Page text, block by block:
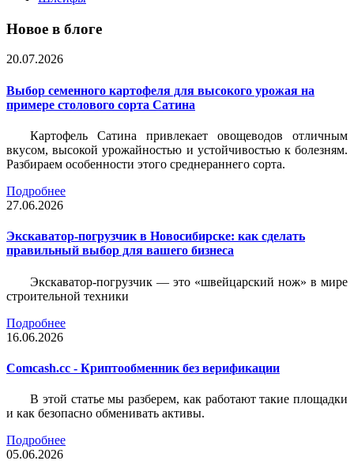
Новое в блоге
20.07.2026
Выбор семенного картофеля для высокого урожая на
примере столового сорта Сатина
Картофель Сатина привлекает овощеводов отличным
вкусом, высокой урожайностью и устойчивостью к болезням.
Разбираем особенности этого среднераннего сорта.
Подробнее
27.06.2026
Экскаватор-погрузчик в Новосибирске: как сделать
правильный выбор для вашего бизнеса
Экскаватор-погрузчик — это «швейцарский нож» в мире
строительной техники
Подробнее
16.06.2026
Comcash.cc - Криптообменник без верификации
В этой статье мы разберем, как работают такие площадки
и как безопасно обменивать активы.
Подробнее
05.06.2026